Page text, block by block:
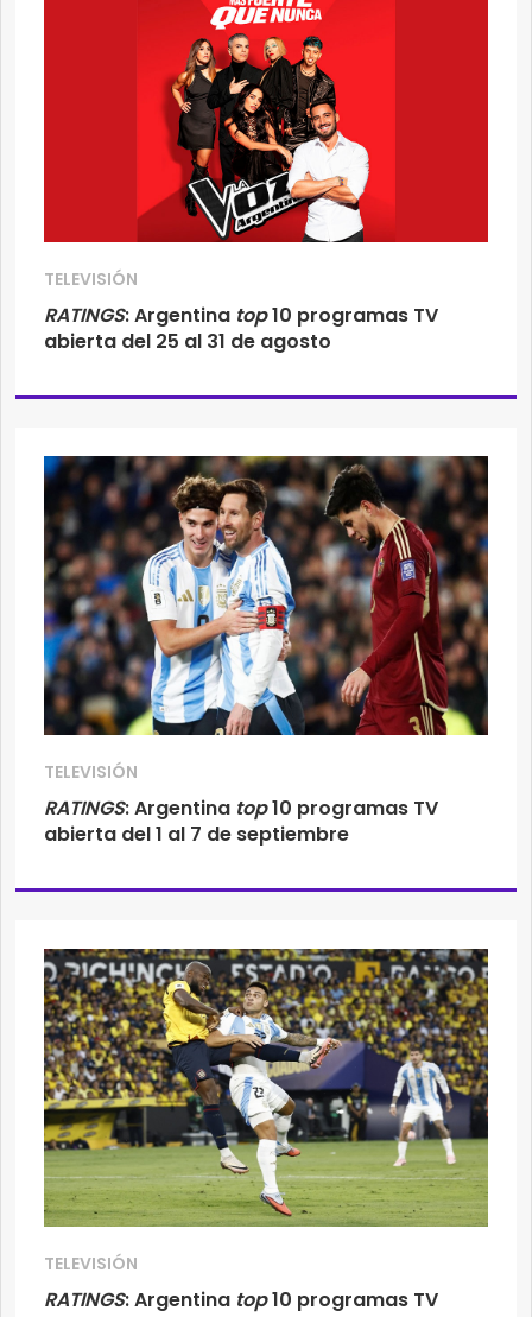
TELEVISIÓN
RATINGS: Argentina top10 programas TV
abierta del 25 al 31 de agosto
TELEVISIÓN
RATINGS: Argentina top10 programas TV
abierta del 1 al 7 de septiembre
TELEVISIÓN
RATINGS: Argentina top10 programas TV